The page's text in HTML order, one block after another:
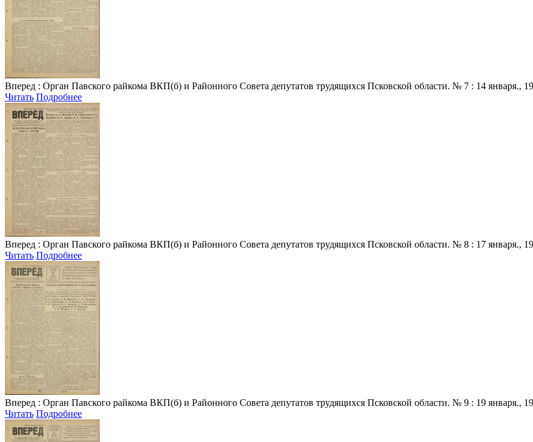
Вперед : Орган Павского райкома ВКП(б) и Районного Совета депутатов трудящихся Псковской области. № 7 : 14 января.,
Читать Подробнее
Вперед : Орган Павского райкома ВКП(б) и Районного Совета депутатов трудящихся Псковской области. № 8 : 17 января.,
Читать Подробнее
Вперед : Орган Павского райкома ВКП(б) и Районного Совета депутатов трудящихся Псковской области. № 9 : 19 января.,
Читать Подробнее